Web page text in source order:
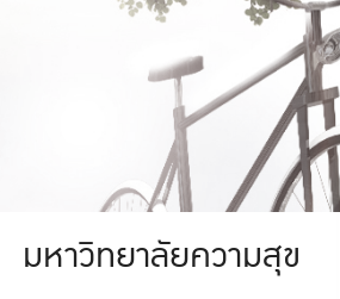
มหาวิทยาลัย
มหาวิทยาลัยความสุข